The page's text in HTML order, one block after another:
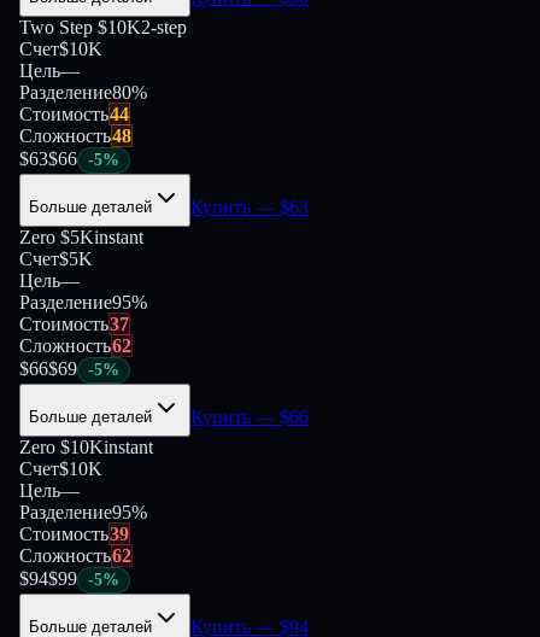
Two Step $10K2-step
Счет$10K
Цель—
Разделение80%
Стоимость44
Сложность48
$63$66 -5%
Больше деталей Купить — $63
Zero $5Kinstant
Счет$5K
Цель—
Разделение95%
Стоимость37
Сложность62
$66$69 -5%
Больше деталей Купить — $66
Zero $10Kinstant
Счет$10K
Цель—
Разделение95%
Стоимость39
Сложность62
$94$99 -5%
Больше деталей Купить — $94